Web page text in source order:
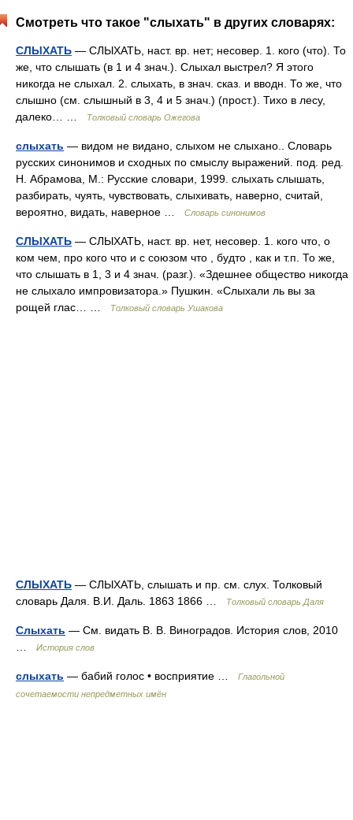
Смотреть что такое "слыхать" в других словарях:
СЛЫХАТЬ — СЛЫХАТЬ, наст. вр. нет; несовер. 1. кого (что). То
же, что слышать (в 1 и 4 знач.). Слыхал выстрел? Я этого
никогда не слыхал. 2. слыхать, в знач. сказ. и вводн. То же, что
слышно (см. слышный в 3, 4 и 5 знач.) (прост.). Тихо в лесу,
далеко… …
Толковый словарь Ожегова
слыхать — видом не видано, слыхом не слыхано.. Словарь
русских синонимов и сходных по смыслу выражений. под. ред.
Н. Абрамова, М.: Русские словари, 1999. слыхать слышать,
разбирать, чуять, чувствовать, слыхивать, наверно, считай,
вероятно, видать, наверное …
Словарь синонимов
СЛЫХАТЬ — СЛЫХАТЬ, наст. вр. нет, несовер. 1. кого что, о
ком чем, про кого что и с союзом что , будто , как и т.п. То же,
что слышать в 1, 3 и 4 знач. (разг.). «Здешнее общество никогда
не слыхало импровизатора.» Пушкин. «Слыхали ль вы за
рощей глас… …
Толковый словарь Ушакова
СЛЫХАТЬ — СЛЫХАТЬ, слышать и пр. см. слух. Толковый
словарь Даля. В.И. Даль. 1863 1866 …
Толковый словарь Даля
Слыхать — См. видать В. В. Виноградов. История слов, 2010
История слов
слыхать — бабий голос • восприятие …
Глагольной
сочетаемости непредметных имён